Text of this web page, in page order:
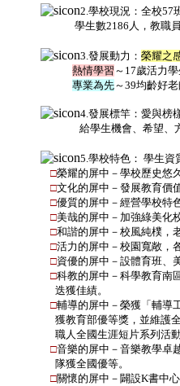
2.學校現況：全校57
學生數2186 人，教職
3.發展動力：榮耀之
熱情學習 ～ 17歲活力
專業為先～39均齡好老
4.發展標竿：愛與榜
給學生機會、希望、
5.學校特色： 學生資
□榮耀的屏中－學校歷史悠
□文化的屏中－發展教育價值
□優質的屏中－經營學校特色
□美哉的屏中－加強綠美化
□和諧的屏中－校風純樸，
□活力的屏中－校園寬敞，
□資優的屏中－設體育班、
□科教的屏中－科學教育南
迭獲佳績。
□輔導的屏中－榮獲「輔導
獲教育部優等獎，並維護
職人全國生涯短片系列活動
□音樂的屏中－音樂教學卓
隊獲全國優等。
□關懷的屏中－闢設K書中